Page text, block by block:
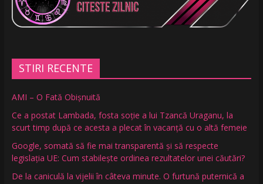
STIRI RECENTE
AMI – O Fată Obişnuită
Ce a postat Lambada, fosta soție a lui Tzancă Uraganu, la
scurt timp după ce acesta a plecat în vacanță cu o altă femeie
Google, somată să fie mai transparentă și să respecte
legislația UE: Cum stabilește ordinea rezultatelor unei căutări?
De la caniculă la vijelii în câteva minute. O furtună puternică a